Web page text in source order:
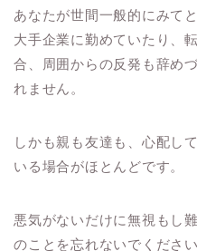
あなたが世間一般的にみて
大手企業に勤めていたり、
合、周囲からの反発も辞め
れません。
しかも親も友達も、心配し
いる場合がほとんどです。
悪気がないだけに無視もし
のことを忘れないでください